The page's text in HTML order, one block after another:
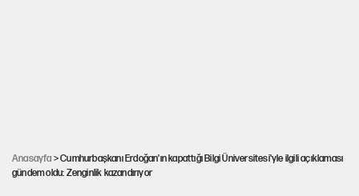
Anasayfa > Cumhurbaşkanı Erdoğan'ın kapattığı Bilgi Üniversitesi'yle ilgili açıklaması
gündem oldu: Zenginlik kazandırıyor